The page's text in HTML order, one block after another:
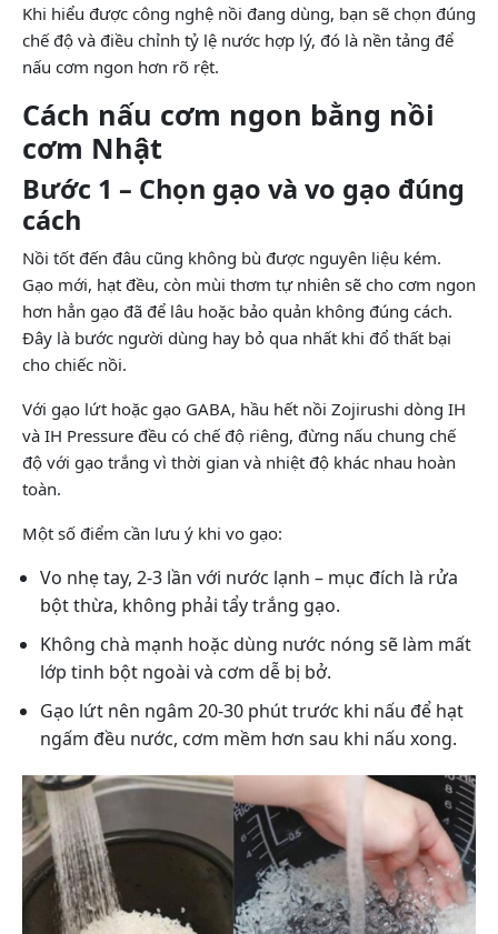
Khi hiểu được công nghệ nồi đang dùng, bạn sẽ chọn đúng
chế độ và điều chỉnh tỷ lệ nước hợp lý, đó là nền tảng để
nấu cơm ngon hơn rõ rệt.
Cách nấu cơm ngon bằng nồi
cơm Nhật
Bước 1 – Chọn gạo và vo gạo đúng
cách
Nồi tốt đến đâu cũng không bù được nguyên liệu kém.
Gạo mới, hạt đều, còn mùi thơm tự nhiên sẽ cho cơm ngon
hơn hẳn gạo đã để lâu hoặc bảo quản không đúng cách.
Đây là bước người dùng hay bỏ qua nhất khi đổ thất bại
cho chiếc nồi.
Với gạo lứt hoặc gạo GABA, hầu hết nồi Zojirushi dòng IH
và IH Pressure đều có chế độ riêng, đừng nấu chung chế
độ với gạo trắng vì thời gian và nhiệt độ khác nhau hoàn
toàn.
Một số điểm cần lưu ý khi vo gạo:
Vo nhẹ tay, 2-3 lần với nước lạnh – mục đích là rửa
bột thừa, không phải tẩy trắng gạo.
Không chà mạnh hoặc dùng nước nóng sẽ làm mất
lớp tinh bột ngoài và cơm dễ bị bở.
Gạo lứt nên ngâm 20-30 phút trước khi nấu để hạt
ngấm đều nước, cơm mềm hơn sau khi nấu xong.